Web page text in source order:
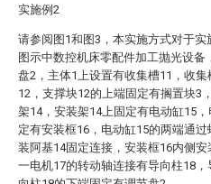
实施例2
请参阅图1和图3，本实施方式对于实
图示中数控机床零配件加工抛光设备
盘2，主体1上设置有收集槽11，收
12，支撑块12的上端固定有搁置块3
架14，安装架14上固定有电动缸15
定有安装框16，电动缸15的两端通
装阿基14固定连接，安装框16内侧
一电机17的转动轴连接有导向柱18